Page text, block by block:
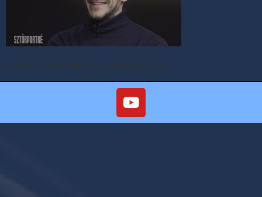
Czutor Zoltán Molnár Szabolcssal_ki